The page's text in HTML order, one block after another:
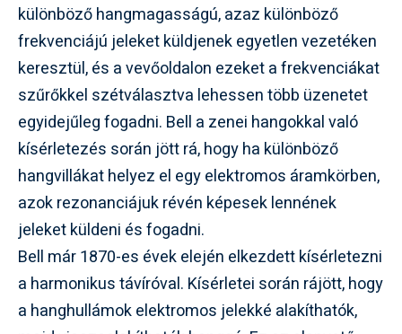
különböző hangmagasságú, azaz különböző
frekvenciájú jeleket küldjenek egyetlen vezetéken
keresztül, és a vevőoldalon ezeket a frekvenciákat
szűrőkkel szétválasztva lehessen több üzenetet
egyidejűleg fogadni. Bell a zenei hangokkal való
kísérletezés során jött rá, hogy ha különböző
hangvillákat helyez el egy elektromos áramkörben,
azok rezonanciájuk révén képesek lennének
jeleket küldeni és fogadni.
Bell már 1870-es évek elején elkezdett kísérletezni
a harmonikus távíróval. Kísérletei során rájött, hogy
a hanghullámok elektromos jelekké alakíthatók,